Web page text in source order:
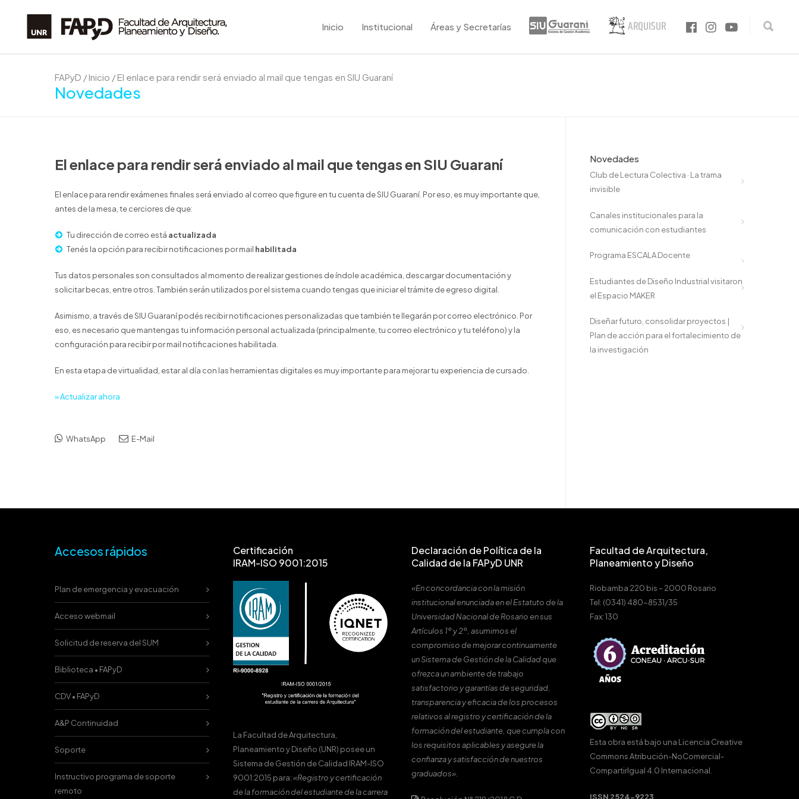
Inicio Institucional Áreas y Secretarías
FAPyD / Inicio / El enlace para rendir será enviado al mail que tengas en SIU Guaraní
Novedades
El enlace para rendir será enviado al mail que tengas en SIU Guaraní
El enlace para rendir exámenes finales será enviado al correo que figure en tu cuenta de SIU Guaraní. Por eso, es muy importante que,
antes de la mesa, te cerciores de que:
Tu dirección de correo está actualizada
Tenés la opción para recibir notificaciones por mail habilitada
Tus datos personales son consultados al momento de realizar gestiones de índole académica, descargar documentación y
solicitar becas, entre otros. También serán utilizados por el sistema cuando tengas que iniciar el trámite de egreso digital.
Asimismo, a través de SIU Guaraní podés recibir notificaciones personalizadas que también te llegarán por correo electrónico. Por
eso, es necesario que mantengas tu información personal actualizada (principalmente, tu correo electrónico y tu teléfono) y la
configuración para recibir por mail notificaciones habilitada.
En esta etapa de virtualidad, estar al día con las herramientas digitales es muy importante para mejorar tu experiencia de cursado.
» Actualizar ahora
WhatsApp E-Mail
Novedades
Club de Lectura Colectiva · La trama
invisible
Canales institucionales para la
comunicación con estudiantes
Programa ESCALA Docente
Estudiantes de Diseño Industrial visitaron
el Espacio MAKER
Diseñar futuro, consolidar proyectos |
Plan de acción para el fortalecimiento de
la investigación
Accesos rápidos
Plan de emergencia y evacuación
Acceso webmail
Solicitud de reserva del SUM
Biblioteca • FAPyD
CDV • FAPyD
A&P Continuidad
Soporte
Instructivo programa de soporte
remoto
Certificación
IRAM-ISO 9001:2015
La Facultad de Arquitectura,
Planeamiento y Diseño (UNR) posee un
Sistema de Gestión de Calidad IRAM-ISO
9001:2015 para:«Registro y certificación
de la formación del estudiante de la carrera
Declaración de Política de la
Calidad de la FAPyD UNR
«En concordancia con la misión
institucional enunciada en el Estatuto de la
Universidad Nacional de Rosario en sus
Artículos 1º y 2º, asumimos el
compromiso de mejorar continuamente
un Sistema de Gestión de la Calidad que
ofrezca un ambiente de trabajo
satisfactorio y garantías de seguridad,
transparencia y eficacia de los procesos
relativos al registro y certificación de la
formación del estudiante, que cumpla con
los requisitos aplicables y asegure la
confianza y satisfacción de nuestros
graduados».
Facultad de Arquitectura,
Planeamiento y Diseño
Riobamba 220 bis – 2000 Rosario
Tel: (0341) 480-8531/35
Fax: 130
Esta obra está bajo una Licencia Creative
Commons Atribución-NoComercial-
CompartirIgual 4.0 Internacional
ISSN 2524-9223